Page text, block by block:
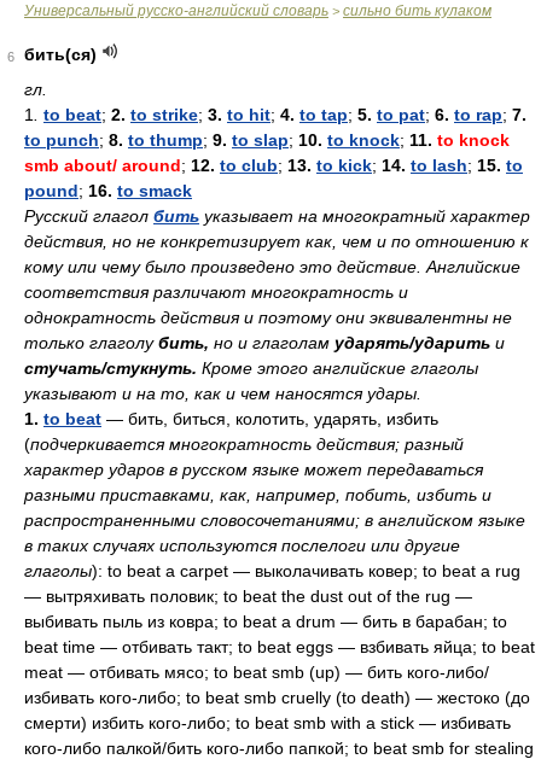
Универсальный русско-английский словарь > сильно бить кулаком
6
бить(ся)
гл.
1
to beat; 2. to strike; 3. to hit; 4. to tap; 5. to pat; 6. to rap; 7.
to punch; 8. to thump; 9. to slap; 10. to knock; 11. to knock
smb about/ around; 12. to club; 13. to kick; 14. to lash; 15. to
pound; 16. to smack
Русский глагол бить указывает на многократный характер
действия, но не конкретизирует как, чем и по отношению к
кому или чему было произведено это действие. Английские
соответствия различают многократность и
однократность действия и поэтому они эквивалентны не
только глаголубить, но и глаголам ударять/ударить и
стучать/стукнуть. Кроме этого английские глаголы
указывают и на то, как и чем наносятся удары.
1. to beat — бить, биться, колотить, ударять, избить
(подчеркивается многократность действия; разный
характер ударов в русском языке может передаваться
разными приставками, как, например, побить, избить и
распространенными словосочетаниями; в английском языке
в таких случаях используются послелоги или другие
глаголы): to beat a carpet — выколачивать ковер; to beat a rug
— вытряхивать половик; to beat the dust out of the rug —
выбивать пыль из ковра; to beat a drum — бить в барабан; to
beat time — отбивать такт; to beat eggs — взбивать яйца; to beat
meat — отбивать мясо; to beat smb (up) — бить кого-либо/
избивать кого-либо; to beat smb cruelly (to death) — жестоко (до
смерти) избить кого-либо; to beat smb with a stick — избивать
кого-либо палкой/бить кого-либо папкой; to beat smb for stealing